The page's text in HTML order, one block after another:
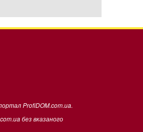
ProfiDOM.com.ua.
без вказаного